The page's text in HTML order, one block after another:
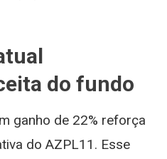
do fundo
ganho de 22% reforça
do AZPL11. Esse